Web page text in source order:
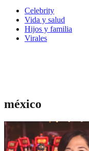
Celebrity
Vida y salud
Hijos y familia
Virales
méxico